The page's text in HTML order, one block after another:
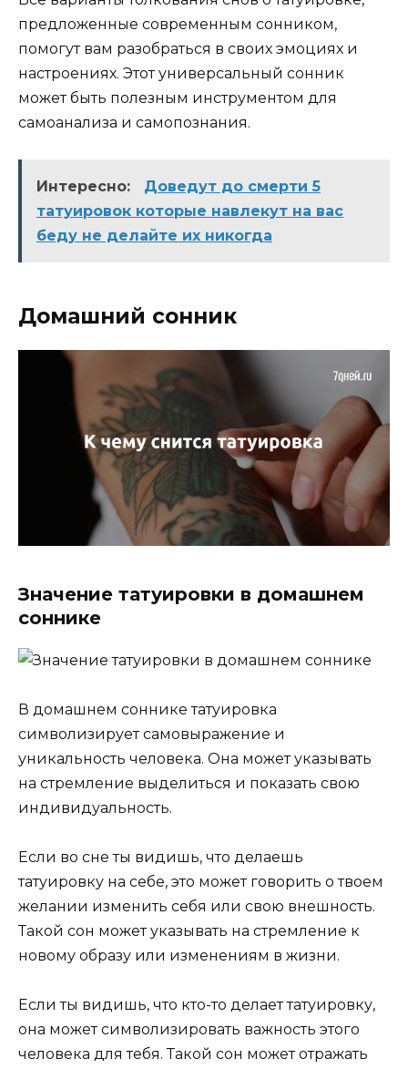
предложенные современным сонником,
помогут вам разобраться в своих эмоциях и
настроениях. Этот универсальный сонник
может быть полезным инструментом для
самоанализа и самопознания.
Интересно:
Доведут до смерти 5
татуировок которые навлекут на вас
беду не делайте их никогда
Домашний сонник
Значение татуировки в домашнем
соннике
В домашнем соннике татуировка
символизирует самовыражение и
уникальность человека. Она может указывать
на стремление выделиться и показать свою
индивидуальность.
Если во сне ты видишь, что делаешь
татуировку на себе, это может говорить о твоем
желании изменить себя или свою внешность.
Такой сон может указывать на стремление к
новому образу или изменениям в жизни.
Если ты видишь, что кто-то делает татуировку,
она может символизировать важность этого
человека для тебя. Такой сон может отражать